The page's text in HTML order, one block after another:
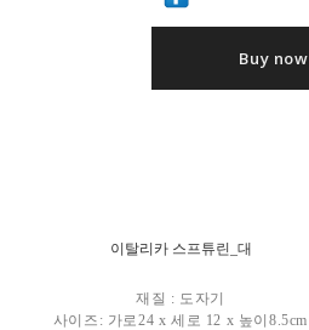
Buy now
이탈리카 스프튜린_대
재질 : 도자기
사이즈: 가로24 x 세로 12 x 높이8.5cm